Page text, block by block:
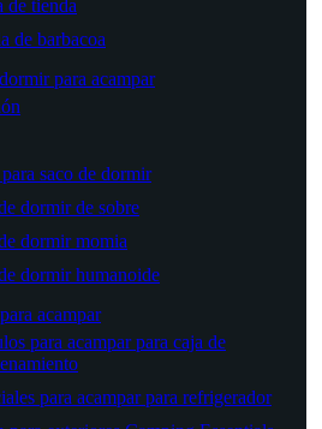
de tienda
de barbacoa
para acampar
saco de dormir
dormir de sobre
dormir momia
dormir humanoide
acampar
para acampar para caja de
para acampar para refrigerador